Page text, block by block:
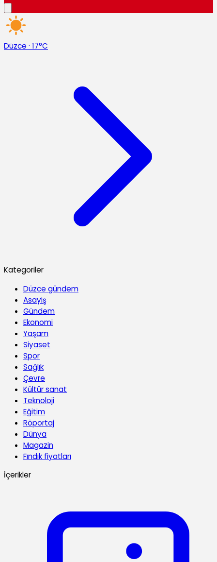
Düzce · 17°C
Kategoriler
Düzce gündem
Asayiş
Gündem
Ekonomi
Yaşam
Siyaset
Spor
Sağlık
Çevre
Kültür sanat
Teknoloji
Eğitim
Röportaj
Dünya
Magazin
Fındık fiyatları
İçerikler